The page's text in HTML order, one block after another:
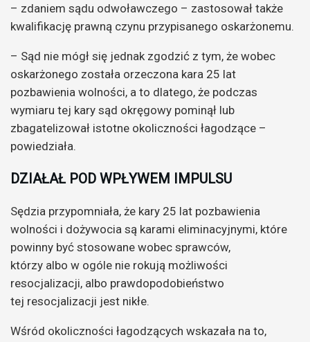
– zdaniem sądu odwoławczego – zastosował także
kwalifikację prawną czynu przypisanego oskarżonemu.
– Sąd nie mógł się jednak zgodzić z tym, że wobec
oskarżonego została orzeczona kara 25 lat
pozbawienia wolności, a to dlatego, że podczas
wymiaru tej kary sąd okręgowy pominął lub
zbagatelizował istotne okoliczności łagodzące –
powiedziała.
DZIAŁAŁ POD WPŁYWEM IMPULSU
Sędzia przypomniała, że kary 25 lat pozbawienia
wolności i dożywocia są karami eliminacyjnymi, które
powinny być stosowane wobec sprawców,
którzy albo w ogóle nie rokują możliwości
resocjalizacji, albo prawdopodobieństwo
tej resocjalizacji jest nikłe.
Wśród okoliczności łagodzących wskazała na to,